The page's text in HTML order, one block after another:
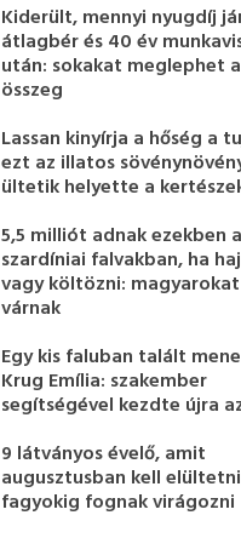
Kiderült, mennyi nyugdíj
átlagbér és 40 év
után: sokakat meglephet
összeg
Lassan kinyírja a hőség a
ezt az illatos
ültetik helyette a
5,5 milliót adnak ezekben
szardíniai falvakban, ha
vagy költözni:
várnak
Egy kis faluban talált
Krug Emília: szakember
segítségével kezdte újra
9 látványos évelő, amit
augusztusban kell
fagyokig fognak virágozni